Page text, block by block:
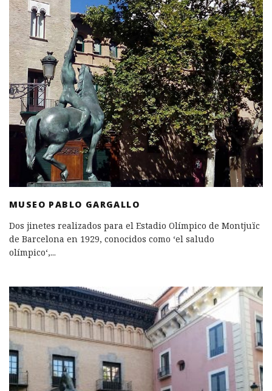
MUSEO PABLO GARGALLO
Dos jinetes realizados para el Estadio Olímpico de Montjuïc
de Barcelona en 1929, conocidos como ‘el saludo
olímpico‘,...